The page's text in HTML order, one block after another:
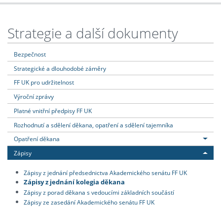
Strategie a další dokumenty
Bezpečnost
Strategické a dlouhodobé záměry
FF UK pro udržitelnost
Výroční zprávy
Platné vnitřní předpisy FF UK
Rozhodnutí a sdělení děkana, opatření a sdělení tajemníka
Opatření děkana
Zápisy
Zápisy z jednání předsednictva Akademického senátu FF UK
Zápisy z jednání kolegia děkana
Zápisy z porad děkana s vedoucími základních součástí
Zápisy ze zasedání Akademického senátu FF UK